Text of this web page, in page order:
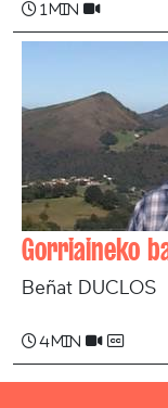
1 min
Gorriaineko
Beñat DUCLOS
4 min